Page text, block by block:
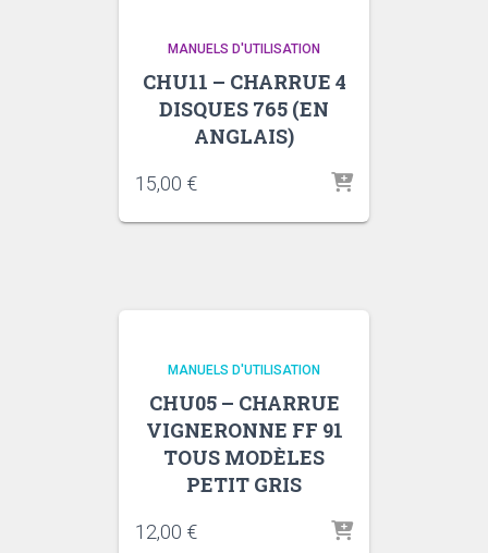
MANUELS D'UTILISATION
CHU11 – CHARRUE 4
DISQUES 765 (EN
ANGLAIS)
15,00 €
MANUELS D'UTILISATION
CHU05 – CHARRUE
VIGNERONNE FF 91
TOUS MODÈLES
PETIT GRIS
12,00 €